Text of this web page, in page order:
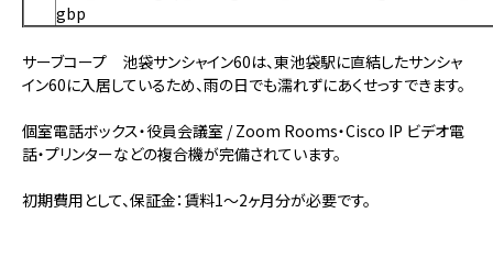
gbp
サーブコープ 池袋サンシャイン60は、東池袋駅に直結したサンシャ
イン60に入居しているため、雨の日でも濡れずにあくせっすできます。
個室電話ボックス・役員会議室 / Zoom Rooms・Cisco IP ビデオ電
話・プリンターなどの複合機が完備されています。
初期費用として、保証金：賃料1～2ヶ月分が必要です。